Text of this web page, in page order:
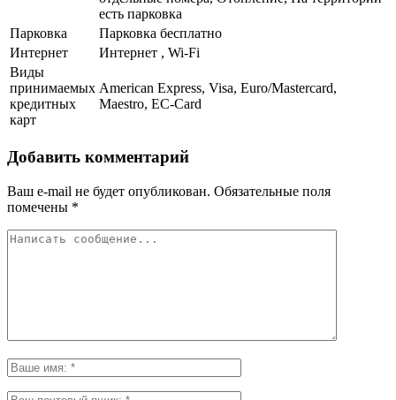
есть парковка
Парковка
Парковка бесплатно
Интернет
Интернет , Wi-Fi
Виды
принимаемых
кредитных
карт
American Express, Visa, Euro/Mastercard,
Maestro, EC-Card
Добавить комментарий
Ваш e-mail не будет опубликован. Обязательные поля
помечены *